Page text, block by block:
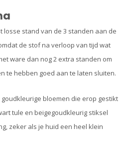
losse stand van de 3 standen aan de
de stof na verloop van tijd wat
ware dan nog 2 extra standen om
te hebben goed aan te laten sluiten.
bloemen die erop gestikt
tule en beigegoudkleurig stiksel
zeker als je huid een heel klein